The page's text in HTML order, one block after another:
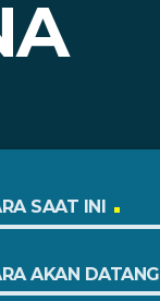
SAAT INI
AKAN DATANG